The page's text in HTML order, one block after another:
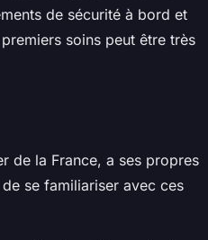
de sécurité à bord et
soins peut être très
de la France, a ses propres
se familiariser avec ces